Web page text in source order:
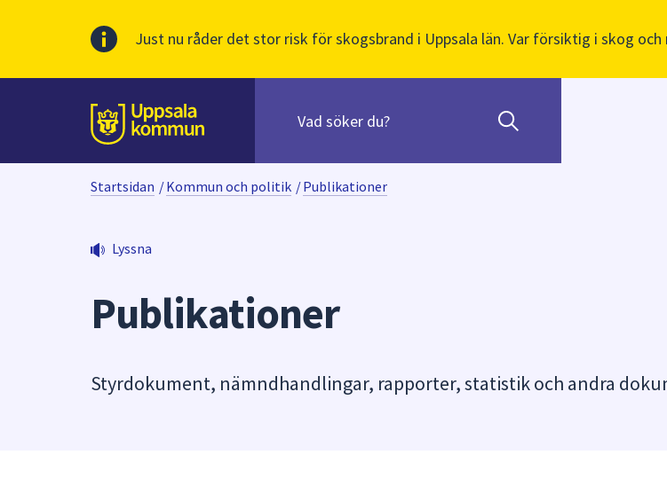
Just nu råder det stor risk för skogsbrand i Uppsala län. Var försiktig i skog och
Till sidans
huvudinnehåll
innehåll
När
kommer
presenteras
Startsidan /Kommun och politik /Publikationer
Lyssna
Publikationer
Styrdokument, nämndhandlingar, rapporter, statistik och andra